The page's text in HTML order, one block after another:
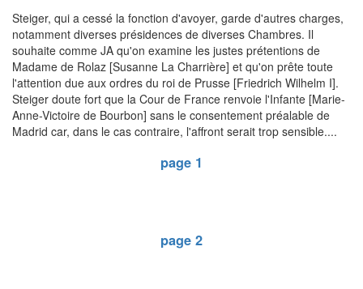
Steiger, qui a cessé la fonction d'avoyer, garde d'autres charges,
notamment diverses présidences de diverses Chambres. Il
souhaite comme JA qu'on examine les justes prétentions de
Madame de Rolaz [Susanne La Charrière] et qu'on prête toute
l'attention due aux ordres du roi de Prusse [Friedrich Wilhelm I].
Steiger doute fort que la Cour de France renvoie l'Infante [Marie-
Anne-Victoire de Bourbon] sans le consentement préalable de
Madrid car, dans le cas contraire, l'affront serait trop sensible....
page 1
page 2